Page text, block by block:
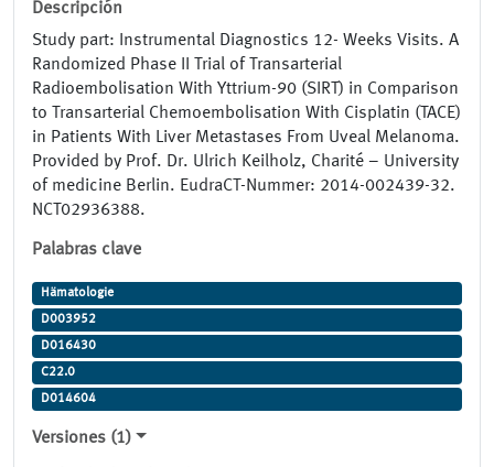
Descripción
Study part: Instrumental Diagnostics 12- Weeks Visits. A
Randomized Phase II Trial of Transarterial
Radioembolisation With Yttrium-90 (SIRT) in Comparison
to Transarterial Chemoembolisation With Cisplatin (TACE)
in Patients With Liver Metastases From Uveal Melanoma.
Provided by Prof. Dr. Ulrich Keilholz, Charité – University
of medicine Berlin. EudraCT-Nummer: 2014-002439-32.
NCT02936388.
Palabras clave
Hämatologie
D003952
D016430
C22.0
D014604
Versiones (1)